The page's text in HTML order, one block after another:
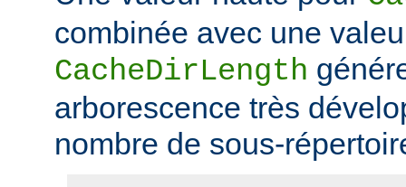
combinée avec une
CacheDirLength
arborescence très
nombre de sous-